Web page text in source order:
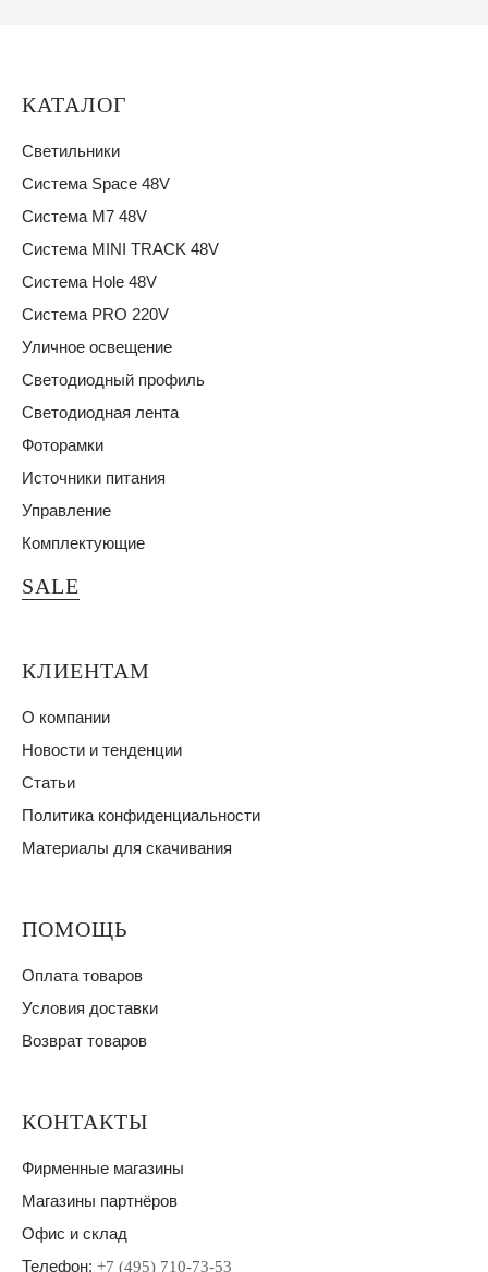
КАТАЛОГ
Светильники
Система Space 48V
Система M7 48V
Система MINI TRACK 48V
Система Hole 48V
Система PRO 220V
Уличное освещение
Светодиодный профиль
Светодиодная лента
Фоторамки
Источники питания
Управление
Комплектующие
SALE
КЛИЕНТАМ
О компании
Новости и тенденции
Статьи
Политика конфиденциальности
Материалы для скачивания
ПОМОЩЬ
Оплата товаров
Условия доставки
Возврат товаров
КОНТАКТЫ
Фирменные магазины
Магазины партнёров
Офис и склад
Телефон: +7 (495) 710-73-53